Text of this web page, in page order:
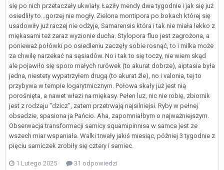
się po nich przetaczały ukwiały. Łaziły mendy dwa tygodnie i jak się już
osiedliły to...gorzej nie mogły. Zielona montipora po bokach której się
usadowiły już raczej nie odżyje, Samarensis która i tak nie miała lekko z
miękasami też zaraz wyzionie ducha. Stylopora fluo jest zagrożona, a
ponieważ połówki po osiedleniu zaczęły sobie rosnąć, to i milka może
za chwilę narzekać na sąsiadów. No i tak to się toczy, nie wiem skąd
ale pojawiło się sporo małych rurówek (to akurat dobrze), aiptasia była
jedna, niestety wypatrzyłem drugą (to akurat źle), no i valonia, tej to
przybywa w tempie logarytmicznym. Połowa skały już jest nią
porośnięta, a nawet włazi na miękasy. Pełen luz, nic nie robię, zbiornik
jest z rodzaju "dzicz", zatem przetrwają najsilniejsi. Ryby w pełnej
obsadzie, spasiona ja Pańcio. Aha, zapomniałbym o najważniejszym.
Obserwacja transformacji samicy squamipinnisa w samca jest ze
wszech miar wspaniała. Walki trwały jakiś miesiąc, później 3 tygodnie z
pięciu samiczek zrobiły się cztery i samiec.
1 Lutego 2025 31 odpowiedzi